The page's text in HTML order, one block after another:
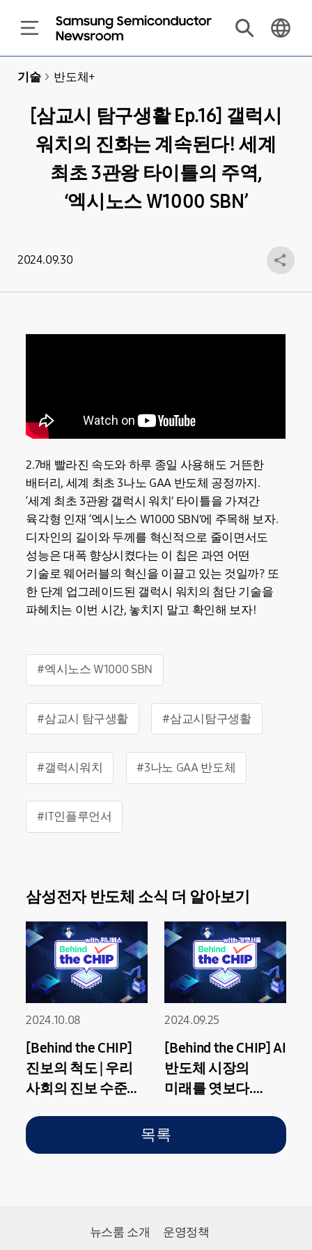
기술 > 반도체+
[삼교시 탐구생활 Ep.16] 갤럭시
워치의 진화는 계속된다! 세계
최초 3관왕 타이틀의 주역,
‘엑시노스 W1000 SBN’
2024.09.30
2.7배 빨라진 속도와 하루 종일 사용해도 거뜬한
배터리, 세계 최초 3나노 GAA 반도체 공정까지.
‘세계 최초 3관왕 갤럭시 워치’ 타이틀을 가져간
육각형 인재 ‘엑시노스 W1000 SBN’에 주목해 보자.
디자인의 길이와 두께를 혁신적으로 줄이면서도
성능은 대폭 향상시켰다는 이 칩은 과연 어떤
기술로 웨어러블의 혁신을 이끌고 있는 것일까? 또
한 단계 업그레이드된 갤럭시 워치의 첨단 기술을
파헤치는 이번 시간, 놓치지 말고 확인해 보자!
#엑시노스 W1000 SBN
#삼교시 탐구생활 #삼교시탐구생활
#갤럭시워치 #3나노 GAA 반도체
#IT인플루언서
삼성전자 반도체 소식 더 알아보기
2024.10.08
[Behind the CHIP]
진보의 척도 | 우리
사회의 진보 수준을
있을까?
2024.09.25
[Behind the CHIP] AI
반도체 시장의
미래를 엿보다.
목록
뉴스룸 소개 운영정책